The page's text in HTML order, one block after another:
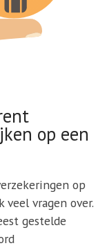
op een
op
vragen over.
gestelde